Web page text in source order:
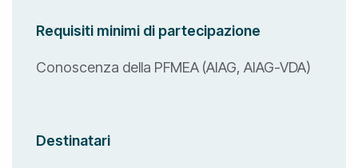
Requisiti minimi di partecipazione
Conoscenza della PFMEA (AIAG, AIAG-VDA)
Destinatari